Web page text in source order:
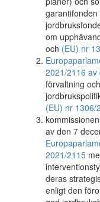
om
och (EU) nr
2021/2116 av
förvaltning
(EU) nr 1306/
av den 7
2021/2115
deras
enligt den